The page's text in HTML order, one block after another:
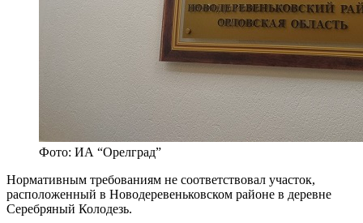
Фото: ИА “Орелград”
Нормативным требованиям не соответствовал участок,
расположенный в Новодеревеньковском районе в деревне
Серебряный Колодезь.